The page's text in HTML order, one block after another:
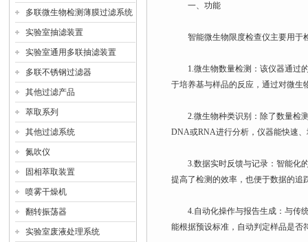
多联微生物检测薄膜过滤系统
实验室抽滤装置
实验室通用多联抽滤装置
多联不锈钢过滤器
其他过滤产品
萃取系列
其他过滤系统
氮吹仪
固相萃取装置
喷雾干燥机
翻转振荡器
实验室废液处理系统
一、功能
智能微生物限度检查仪主要用于检
1.微生物数量检测：该仪器通过的
于培养基与样品的反应，通过对微生
2.微生物种类识别：除了数量检测
DNA或RNA进行分析，仪器能快速
3.数据实时反馈与记录：智能化的
提高了检测的效率，也便于数据的追
4.自动化操作与报告生成：与传统
能根据预设标准，自动判定样品是否